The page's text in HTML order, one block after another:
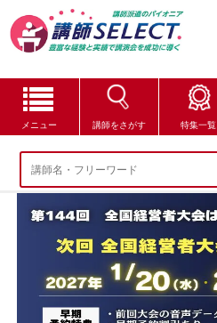
メニュー 講師をさがす 特集一覧
講師をさがす
特集一覧
講師セレクトが選ばれる理由
ブログ・コラム